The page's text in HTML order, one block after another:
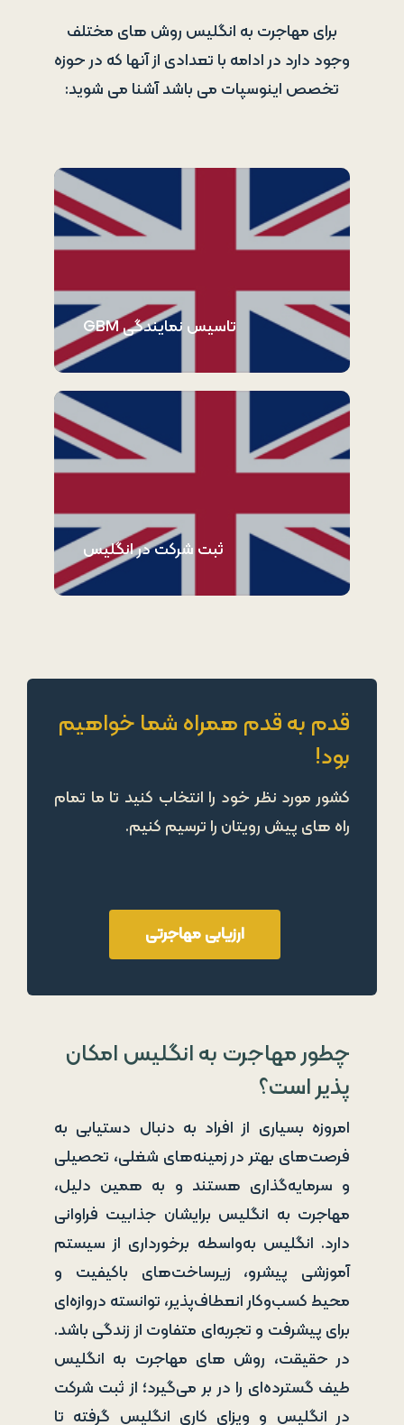
برای مهاجرت به انگلیس روش های مختلف
وجود دارد در ادامه با تعدادی از آنها که در حوزه
تخصص اینوسپات می باشد آشنا می شوید:
تاسیس نمایندگی GBM
ثبت شرکت در انگلیس
قدم به قدم همراه شما خواهیم
بود!
کشور مورد نظر خود را انتخاب کنید تا ما تمام
راه های پیش رویتان را ترسیم کنیم.
ارزیابی مهاجرتی
چطور مهاجرت به انگلیس امکان
پذیر است؟
امروزه بسیاری از افراد به دنبال دستیابی به
فرصت‌های بهتر در زمینه‌های شغلی، تحصیلی
و سرمایه‌گذاری هستند و به همین دلیل،
مهاجرت به انگلیس برایشان جذابیت فراوانی
دارد. انگلیس به‌واسطه برخورداری از سیستم
آموزشی پیشرو، زیرساخت‌های باکیفیت و
محیط کسب‌وکار انعطاف‌پذیر، توانسته دروازه‌ای
برای پیشرفت و تجربه‌ای متفاوت از زندگی باشد.
در حقیقت، روش های مهاجرت به انگلیس
طیف گسترده‌ای را در بر می‌گیرد؛ از ثبت شرکت
در انگلیس و ویزای کاری انگلیس گرفته تا